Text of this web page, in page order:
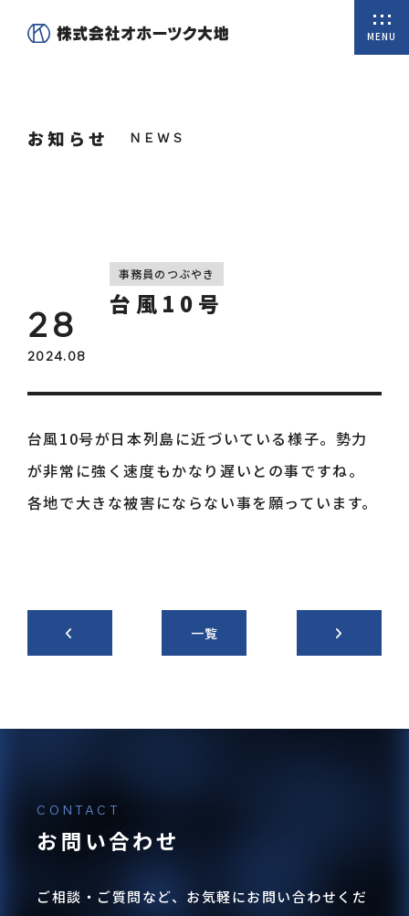
MENU
私たちについて
取扱商品
会社概要
採用情報
お知らせ
カート ログイン
新規会員登録
お知らせ
28
2024.08
事務員のつぶやき
台風10号
台風10号が日本列島に近づいている様子。勢力
が非常に強く速度もかなり遅いとの事ですね。
各地で大きな被害にならない事を願っています。
一覧
お問い合わせ
ご相談・ご質問など、お気軽にお問い合わせくだ